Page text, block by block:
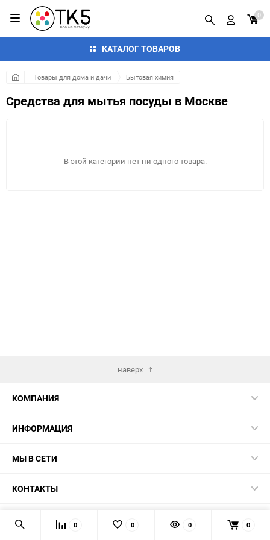
КАТАЛОГ ТОВАРОВ
0
Товары для дома и дачи Бытовая химия
Средства для мытья посуды в Москве
В этой категории нет ни одного товара.
наверх
КОМПАНИЯ
ИНФОРМАЦИЯ
МЫ В СЕТИ
КОНТАКТЫ
© 2026 TK5.RU
0 0 0 0